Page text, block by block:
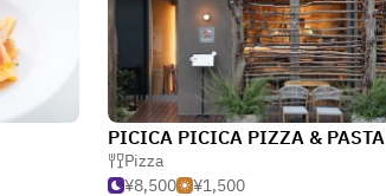
PICICA PICICA PIZZA & PASTA
Pizza
¥8,500
¥1,500